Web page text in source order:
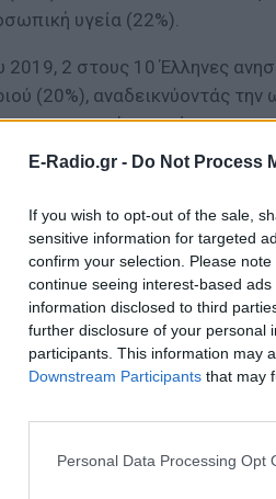
E-Radio.gr - Do Not Process
If you wish to opt-out of the sale,
sensitive information for targeted
confirm your selection. Please
continue seeing interest-based
information disclosed to third
further disclosure of your personal
participants. This information may
Downstream Participants that may
Personal Data Processing Opt
υγεία (22%).
2019, 2 στους 10 Έλληνες
(20%), αναδεικνύοντάς την
ποσοστά σε σχέση με τον
δείκτης καταναλωτικής
72 μονάδες, σημειώνοντας
υψηλά επίπεδα. Παρ’
από τον ευρωπαϊκό